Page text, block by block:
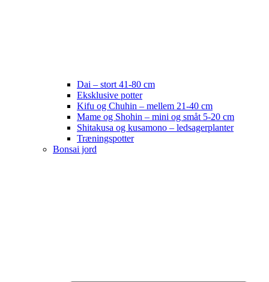
Dai – stort 41-80 cm
Eksklusive potter
Kifu og Chuhin – mellem 21-40 cm
Mame og Shohin – mini og småt 5-20 cm
Shitakusa og kusamono – ledsagerplanter
Træningspotter
Bonsai jord